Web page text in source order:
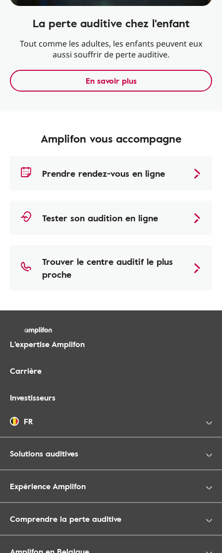
La perte auditive chez l'enfant
Tout comme les adultes, les enfants peuvent eux
aussi souffrir de perte auditive.
En savoir plus
Amplifon vous accompagne
Prendre rendez-vous en ligne
Tester son audition en ligne
Trouver le centre auditif le plus
proche
L'expertise Amplifon
Carrière
Investisseurs
FR
Solutions auditives
Expérience Amplifon
Comprendre la perte auditive